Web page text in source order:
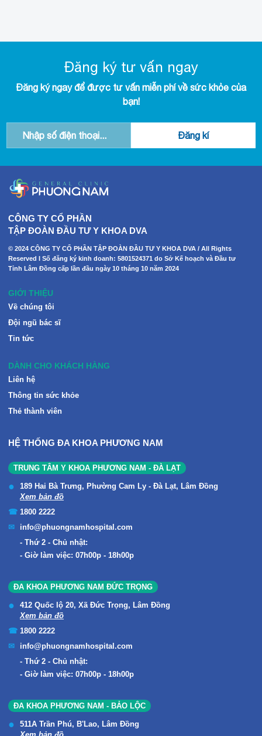
Đăng ký tư vấn ngay
Đăng ký ngay để được tư vấn miễn phí về sức khỏe của
bạn!
CÔNG TY CỔ PHẦN
TẬP ĐOÀN ĐẦU TƯ Y KHOA DVA
© 2024 CÔNG TY CỔ PHẦN TẬP ĐOÀN ĐẦU TƯ Y KHOA DVA / All Rights
Reserved I Số đăng ký kinh doanh: 5801524371 do Sở Kế hoạch và Đầu tư
Tỉnh Lâm Đồng cấp lần đầu ngày 10 tháng 10 năm 2024
GIỚI THIỆU
Về chúng tôi
Đội ngũ bác sĩ
Tin tức
DÀNH CHO KHÁCH HÀNG
Liên hệ
Thông tin sức khỏe
Thẻ thành viên
HỆ THỐNG ĐA KHOA PHƯƠNG NAM
TRUNG TÂM Y KHOA PHƯƠNG NAM - ĐÀ LẠT
189 Hai Bà Trưng, Phường Cam Ly - Đà Lạt, Lâm Đồng
Xem bản đồ
1800 2222
info@phuongnamhospital.com
Thứ 2 - Chủ nhật:
Giờ làm việc: 07h00p - 18h00p
ĐA KHOA PHƯƠNG NAM ĐỨC TRỌNG
412 Quốc lộ 20, Xã Đức Trọng, Lâm Đồng
Xem bản đồ
1800 2222
info@phuongnamhospital.com
Thứ 2 - Chủ nhật:
Giờ làm việc: 07h00p - 18h00p
ĐA KHOA PHƯƠNG NAM - BẢO LỘC
511A Trần Phú, B'Lao, Lâm Đồng